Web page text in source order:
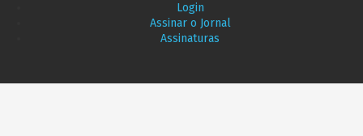
Login
Assinar o Jornal
Assinaturas